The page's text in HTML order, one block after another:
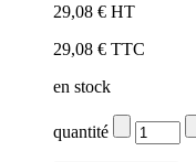
29,08 € HT
29,08 € TTC
en stock
quantité